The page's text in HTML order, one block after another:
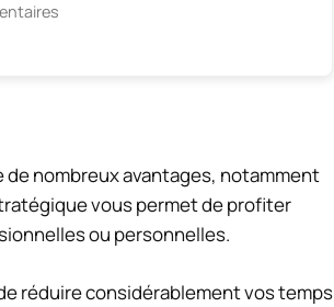
de nombreux avantages, notamment
vous permet de profiter
ou personnelles.
réduire considérablement vos temps